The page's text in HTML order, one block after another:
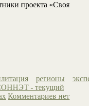
проекта «Своя
регионы
- текущий
Комментариев нет